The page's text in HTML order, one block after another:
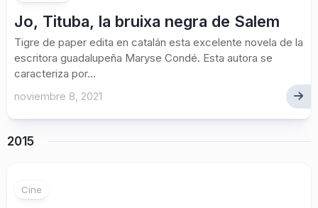
Jo, Tituba, la bruixa negra de Salem
Tigre de paper edita en catalán esta excelente novela de la
escritora guadalupeña Maryse Condé. Esta autora se
caracteriza por...
noviembre 8, 2021
2015
Cine